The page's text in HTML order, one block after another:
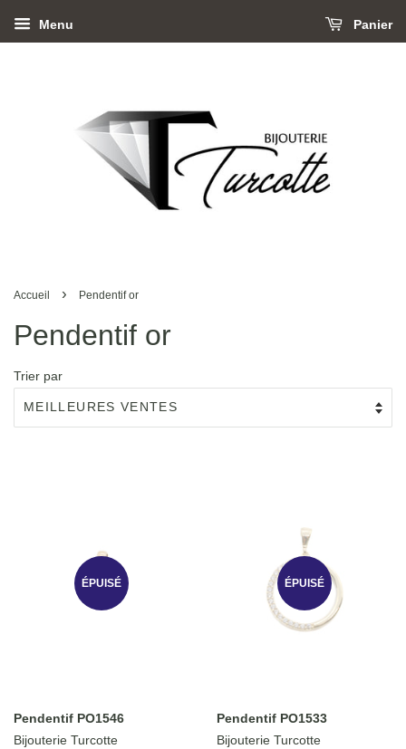
Menu Panier
Accueil › Pendentif or
Pendentif or
Trier par
ÉPUISÉ
Pendentif PO1546
Bijouterie Turcotte
ÉPUISÉ
Pendentif PO1533
Bijouterie Turcotte